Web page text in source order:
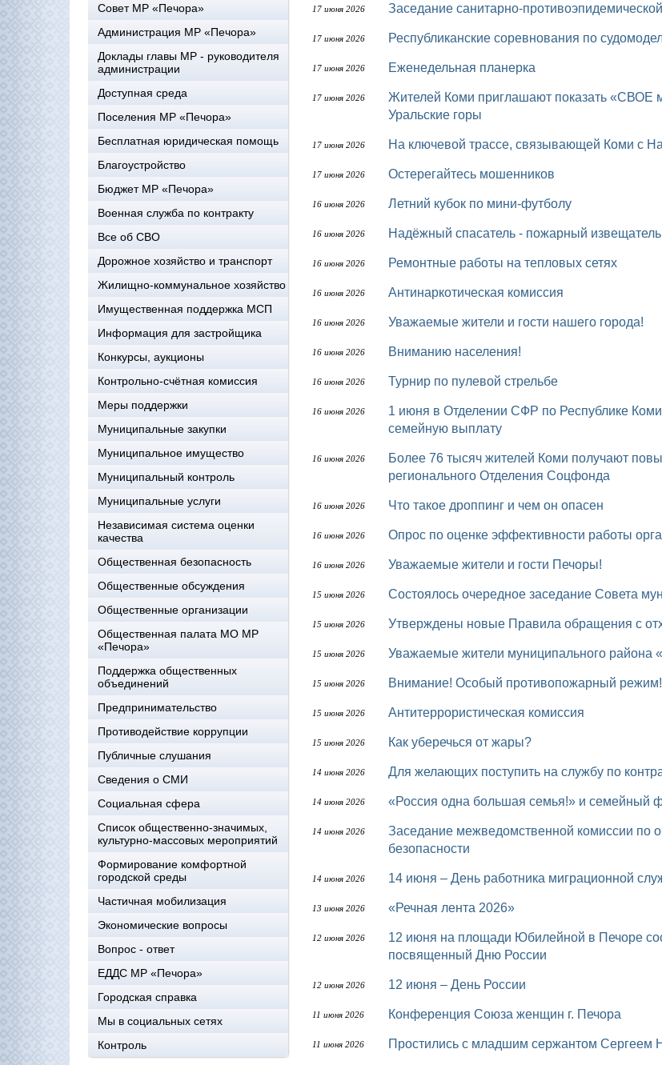
Совет МР «Печора»
Администрация МР «Печора»
Доклады главы МР - руководителя
администрации
Доступная среда
Поселения МР «Печора»
Бесплатная юридическая помощь
Благоустройство
Бюджет МР «Печора»
Военная служба по контракту
Все об СВО
Дорожное хозяйство и транспорт
Жилищно-коммунальное хозяйство
Имущественная поддержка МСП
Информация для застройщика
Конкурсы, аукционы
Контрольно-счётная комиссия
Меры поддержки
Муниципальные закупки
Муниципальное имущество
Муниципальный контроль
Муниципальные услуги
Независимая система оценки
качества
Общественная безопасность
Общественные обсуждения
Общественные организации
Общественная палата МО МР
«Печора»
Поддержка общественных
объединений
Предпринимательство
Противодействие коррупции
Публичные слушания
Сведения о СМИ
Социальная сфера
Список общественно-значимых,
культурно-массовых мероприятий
Формирование комфортной
городской среды
Частичная мобилизация
Экономические вопросы
Вопрос - ответ
ЕДДС МР «Печора»
Городская справка
Мы в социальных сетях
Контроль
17 июня 2026 Заседание санитарно-
17 июня 2026 Республиканские соревнования по
17 июня 2026 Еженедельная планерка
17 июня 2026
Жителей Коми приглашают показать «СВОЕ место силы» и выиграть вертолётное путешествие на
Уральские горы
17 июня 2026 На ключевой трассе, связывающей Коми с
17 июня 2026 Остерегайтесь мошенников
16 июня 2026 Летний кубок по мини-футболу
16 июня 2026 Надёжный спасатель - пожарный извещатель
16 июня 2026 Ремонтные работы на тепловых сетях
16 июня 2026 Антинаркотическая комиссия
16 июня 2026 Уважаемые жители и гости нашего города!
16 июня 2026 Вниманию населения!
16 июня 2026 Турнир по пулевой стрельбе
16 июня 2026
1 июня в Отделении СФР по Республике Коми начался прием заявлений на новую ежегодную
семейную выплату
16 июня 2026
Более 76 тысяч жителей Коми получают повышенную пенсию за проживание на Севере от
регионального Отделения Соцфонда
16 июня 2026 Что такое дроппинг и чем он опасен
16 июня 2026 Опрос по оценке эффективности работы
16 июня 2026 Уважаемые жители и гости Печоры!
15 июня 2026 Состоялось очередное заседание Совета
15 июня 2026 Утверждены новые Правила обращения с
15 июня 2026 Уважаемые жители муниципального района
15 июня 2026 Внимание! Особый противопожарный режим!
15 июня 2026 Антитеррористическая комиссия
15 июня 2026 Как уберечься от жары?
14 июня 2026 Для желающих поступить на службу по
14 июня 2026 «Россия одна большая семья!» и
14 июня 2026
Заседание межведомственной комиссии по обеспечению правопорядка и общественной
безопасности
14 июня 2026 14 июня – День работника миграционной
13 июня 2026 «Речная лента 2026»
12 июня 2026
12 июня на площади Юбилейной в Печоре состоялся праздничный концерт «Россия - Родина моя!»,
посвященный Дню России
12 июня 2026 12 июня – День России
11 июня 2026 Конференция Союза женщин г. Печора
11 июня 2026 Простились с младшим сержантом